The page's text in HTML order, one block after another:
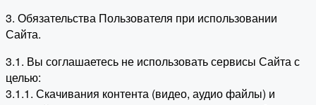
3. Обязательства Пользователя при использовании
Сайта.
3.1. Вы соглашаетесь не использовать сервисы Сайта с
целью:
3.1.1. Скачивания контента (видео, аудио файлы) и